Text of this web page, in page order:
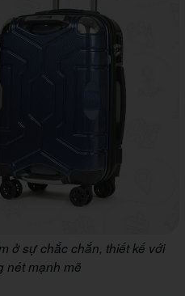
ở sự chắc chắn, thiết kế với
nét mạnh mẽ